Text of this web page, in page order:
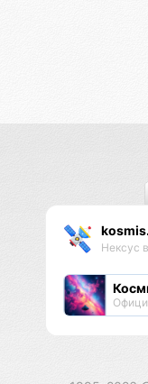
Нексус